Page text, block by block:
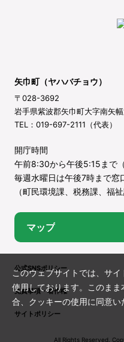
矢巾町（ヤハバチョウ）
〒028-3692
岩手県紫波郡矢巾町大字南矢
TEL：019-697-2111（代表
開庁時間
午前8:30から午後5:15まで
毎週水曜日は午後7時まで窓
（町民環境課、税務課、福
マップ
公式SNSポリシー
免責事項・著作権
サイトポリシー
All Rights Reserved.
このウェブサイトでは、サ
使用しております。このま
合、クッキーの使用に同意い